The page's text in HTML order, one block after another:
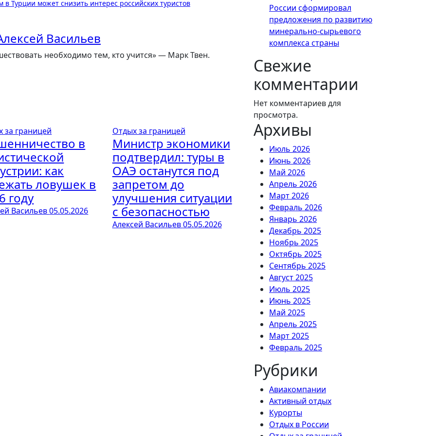
Турции может снизить интерес российских туристов
Васильев
необходимо тем, кто учится» — Марк Твен.
за границей
в
как
ловушек в
году
Васильев05.05.2026
Отдых за границей
Министр экономики
подтвердил: туры в
ОАЭ останутся под
запретом до
улучшения ситуации
с безопасностью
Алексей Васильев05.05.2026
России сформировал
предложения по развитию
минерально-сырьевого
комплекса страны
Свежие
комментарии
Нет комментариев для
просмотра.
Архивы
Июль 2026
Июнь 2026
Май 2026
Апрель 2026
Март 2026
Февраль 2026
Январь 2026
Декабрь 2025
Ноябрь 2025
Октябрь 2025
Сентябрь 2025
Август 2025
Июль 2025
Июнь 2025
Май 2025
Апрель 2025
Март 2025
Февраль 2025
Рубрики
Авиакомпании
Активный отдых
Курорты
Отдых в России